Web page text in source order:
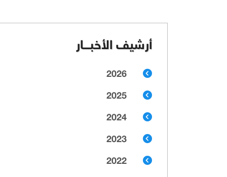
أرشيف الأخبـــار
2026
2025
2024
2023
2022